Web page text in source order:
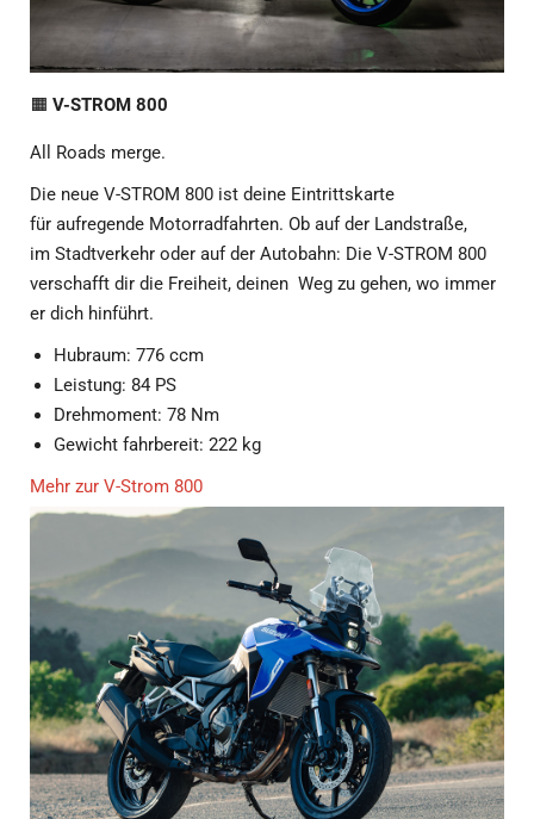
Die neue V-STROM 800 ist deine Eintrittskarte
für aufregende Motorradfahrten. Ob auf der Landstraße,
im Stadtverkehr oder auf der Autobahn: Die V-STROM 800
verschafft dir die Freiheit, deinen Weg zu gehen, wo immer
er dich hinführt.
Leistung: 84 PS
Drehmoment: 78 Nm
Gewicht fahrbereit: 222 kg
Mehr zur V-Strom 800
🟥GSX-S1000 GX
Das Crossover Superbike!
Die neue GSX-S1000 GX verkörpert ein Premium-Crossover-